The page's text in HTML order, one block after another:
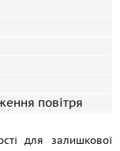
повітря
для залишкової